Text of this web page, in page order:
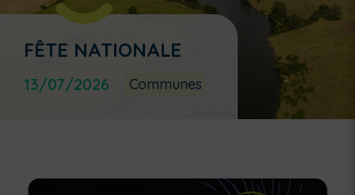
FÊTE NATIONALE
13/07/2026 Communes